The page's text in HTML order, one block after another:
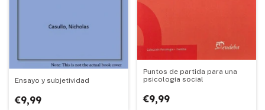
Ensayo y subjetividad
€9,99
Puntos de partida para una
psicología social
€9,99